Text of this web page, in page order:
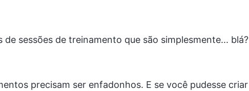
sessões de treinamento que são simplesmente... blá?
precisam ser enfadonhos. E se você pudesse criar